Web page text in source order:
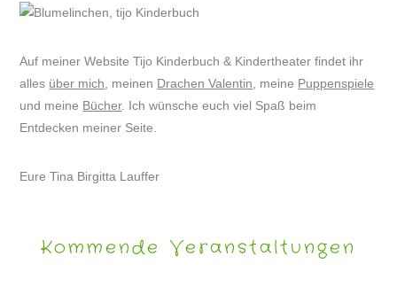
Auf meiner Website Tijo Kinderbuch & Kindertheater findet ihr
alles über mich , meinen Drachen Valentin , meine Puppenspiele
und meine Bücher. Ich wünsche euch viel Spaß beim
Entdecken meiner Seite.
Eure Tina Birgitta Lauffer
Kommende Veranstaltungen